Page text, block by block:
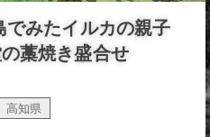
みたイルカの親子
藁焼き盛合せ
高知県